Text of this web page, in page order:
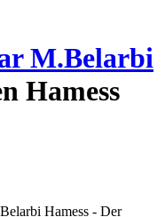
M.Belarbi
Hamess
Hamess - Der